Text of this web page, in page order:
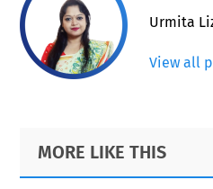
Urmita
View all
Primary
Sidebar
Footer
MORE LIKE THIS